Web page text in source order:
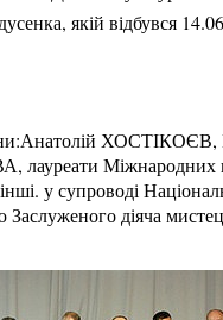
якій відбувся
лауреати
супроводі
Заслуженого діяча